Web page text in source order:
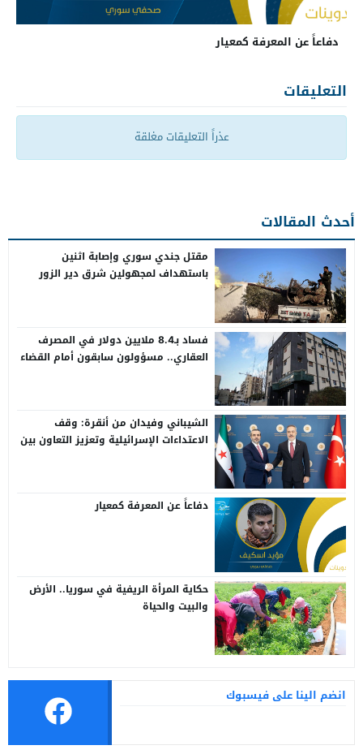
دفاعاً عن المعرفة كمعيار
التعليقات
عذراً التعليقات مغلقة
أحدث المقالات
مقتل جندي سوري وإصابة اثنين
باستهداف لمجهولين شرق دير الزور
فساد بـ8.4 ملايين دولار في المصرف
العقاري.. مسؤولون سابقون أمام القضاء
الشيباني وفيدان من أنقرة: وقف
الاعتداءات الإسرائيلية وتعزيز التعاون بين
دفاعاً عن المعرفة كمعيار
حكاية المرأة الريفية في سوريا.. الأرض
والبيت والحياة
انضم الينا على فيسبوك